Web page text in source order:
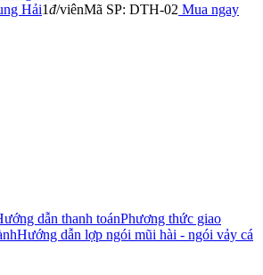
Hải1đ/viênMã SP: DTH-02 Mua ngay
dẫn thanh toánPhương thức giao
Hướng dẫn lợp ngói mũi hài - ngói vảy cá